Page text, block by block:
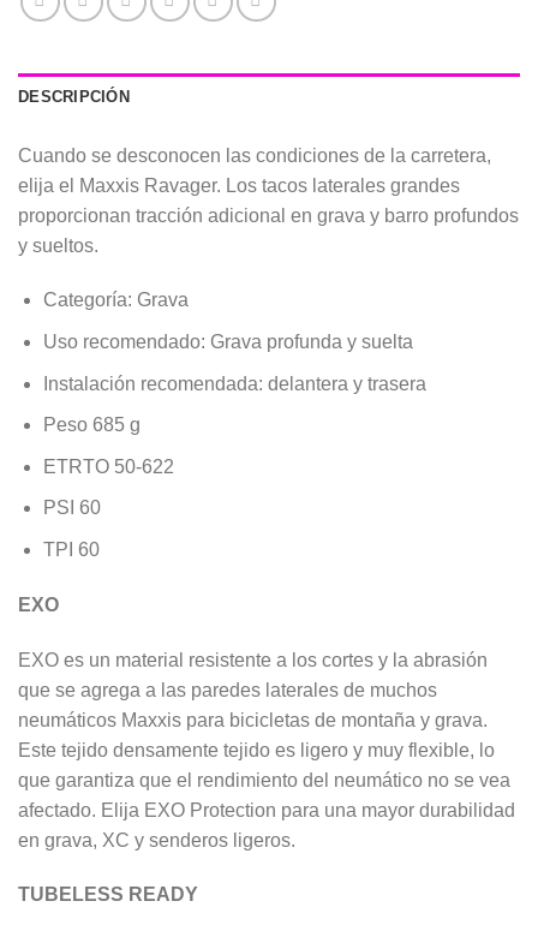
DESCRIPCIÓN
Cuando se desconocen las condiciones de la carretera,
elija el Maxxis Ravager. Los tacos laterales grandes
proporcionan tracción adicional en grava y barro profundos
y sueltos.
Categoría: Grava
Uso recomendado: Grava profunda y suelta
Instalación recomendada: delantera y trasera
Peso 685 g
ETRTO 50-622
PSI 60
TPI 60
EXO
EXO es un material resistente a los cortes y la abrasión
que se agrega a las paredes laterales de muchos
neumáticos Maxxis para bicicletas de montaña y grava.
Este tejido densamente tejido es ligero y muy flexible, lo
que garantiza que el rendimiento del neumático no se vea
afectado. Elija EXO Protection para una mayor durabilidad
en grava, XC y senderos ligeros.
TUBELESS READY